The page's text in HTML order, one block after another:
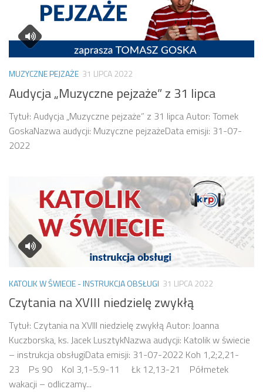
MUZYCZNE PEJZAŻE 31 LIPCA 2022
Audycja „Muzyczne pejzaże” z 31 lipca
Tytuł: Audycja „Muzyczne pejzaże” z 31 lipca Autor: Tomek
GoskaNazwa audycji: Muzyczne pejzażeData emisji: 31-07-
2022
KATOLIK W ŚWIECIE - INSTRUKCJA OBSŁUGI 31 LIPCA 2022
Czytania na XVIII niedzielę zwykłą
Tytuł: Czytania na XVIII niedzielę zwykłą Autor: Joanna
Kuczborska, ks. Jacek LusztykNazwa audycji: Katolik w świecie
– instrukcja obsługiData emisji: 31-07-2022 Koh 1,2;2,21-
23 Ps 90 Kol 3,1-5.9-11 Łk 12,13-21 Półmetek
wakacji – odliczamy...